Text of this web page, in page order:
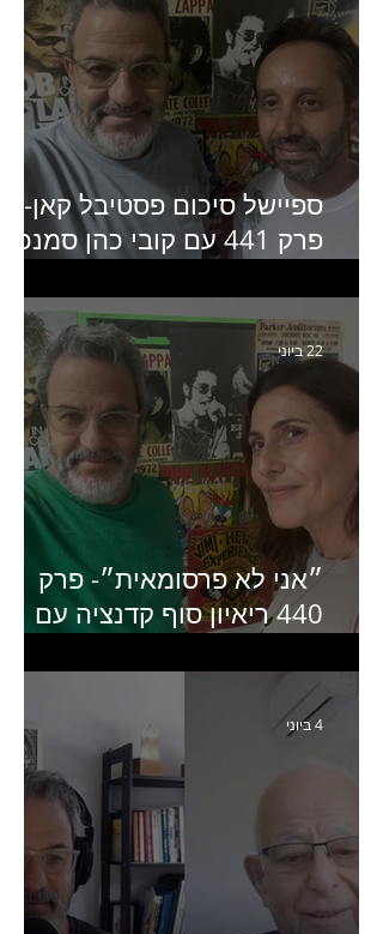
ספיישל סיכום פסטיבל קאן-
פרק 441 עם קובי כהן
״אני לא פרסומאית״- פרק
440 ריאיון סוף קדנציה עם
מנכ״לית באומן בר ריבנאי
22 ביוני
4 ביוני